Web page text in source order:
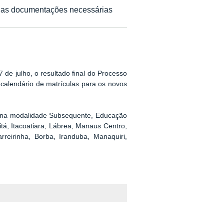
documentações necessárias
de julho, o resultado final do Processo
de matrículas para os novos
modalidade Subsequente, Educação
Itacoatiara, Lábrea, Manaus Centro,
Borba, Iranduba, Manaquiri,